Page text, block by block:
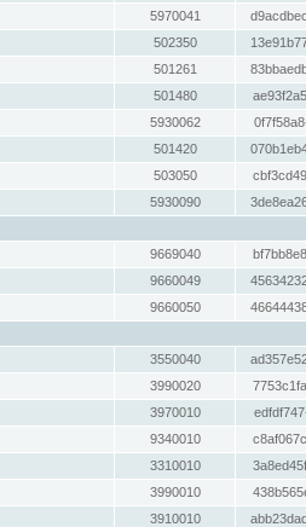
5970041
502350
501261
501480
5930062
501420
503050
5930090
9669040
9660049
9660050
3550040
3990020
3970010
9340010
3310010
3990010
3910010